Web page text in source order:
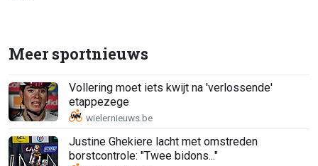
Meer sportnieuws
Vollering moet iets kwijt na 'verlossende'
etappezege
Justine Ghekiere lacht met omstreden
borstcontrole: "Twee bidons..."